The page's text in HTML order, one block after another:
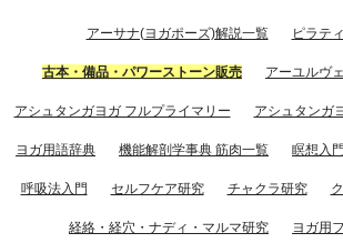
アーサナ(ヨガポーズ)解説一覧 ピラテ
古本・備品・パワーストーン販売 アーユルヴ
アシュタンガヨガ フルプライマリー アシュタンガ
ヨガ用語辞典 機能解剖学事典 筋肉一覧 瞑想入
呼吸法入門 セルフケア研究 チャクラ研究
経絡・経穴・ナディ・マルマ研究 ヨガ用